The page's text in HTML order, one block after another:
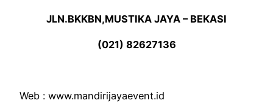
JLN.BKKBN,MUSTIKA JAYA – BEKASI
(021) 82627136
Web : www.mandirijayaevent.id